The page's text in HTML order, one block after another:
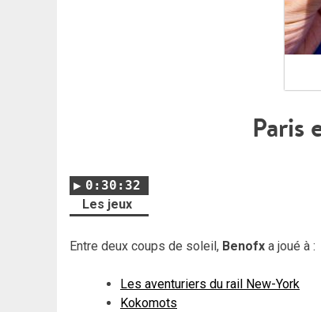
Paris
0:30:32
Les jeux
Entre deux coups de soleil, Benofx a joué à :
Les aventuriers du rail New-York
Kokomots